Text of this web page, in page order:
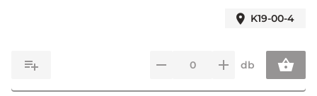
K19-00-4
db